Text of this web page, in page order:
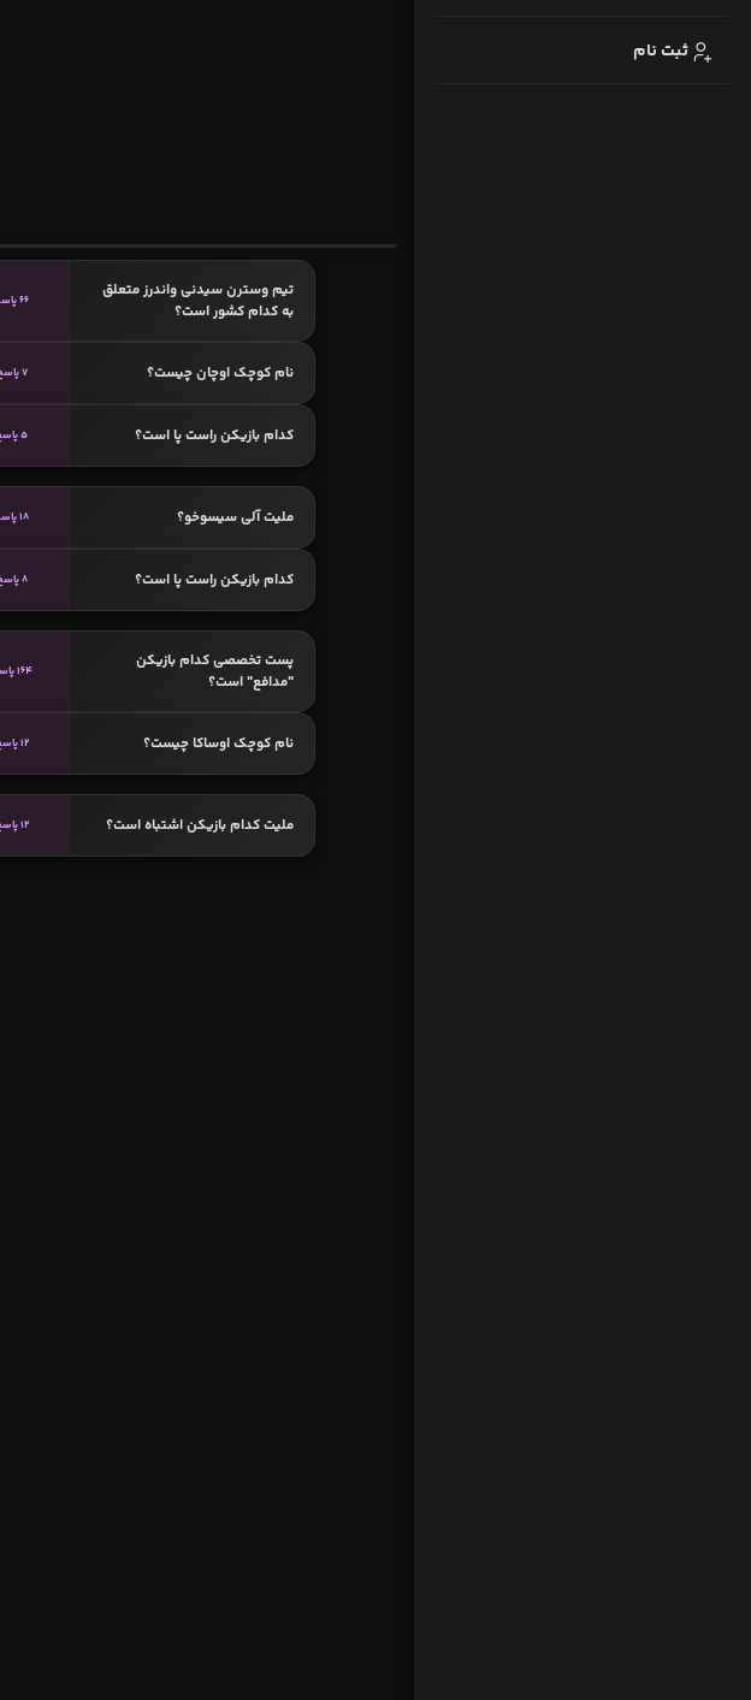
ثبت نام
تیم وسترن سیدنی واندرز متعلق
به کدام کشور است؟
66 پاسخ
نام کوچک اوچان چیست؟ 7 پاسخ
کدام بازیکن راست پا است؟ 5 پاسخ
ملیت آلی سیسوخو؟ 18 پاسخ
کدام بازیکن راست پا است؟ 8 پاسخ
پست تخصصی کدام بازیکن
"مدافع" است؟
164 پاسخ
نام کوچک اوساکا چیست؟ 12 پاسخ
ملیت کدام بازیکن اشتباه است؟ 12 پاسخ